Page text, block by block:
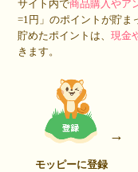
サイト内で商品購入やア
=1円」のポイントが貯ま
貯めたポイントは、現金
きます。
モッピーに登録